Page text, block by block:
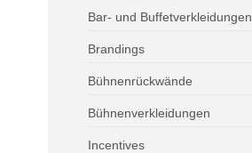
Bar- und Buffetverkleidungen
Brandings
Bühnenrückwände
Bühnenverkleidungen
Incentives